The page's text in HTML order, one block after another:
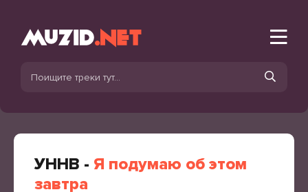
УННВ - Я подумаю об этом
завтра